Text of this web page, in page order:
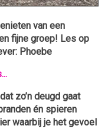
van een
fijne groep! Les op
Phoebe
zo’n deugd gaat
én spieren
waarbij je het gevoel